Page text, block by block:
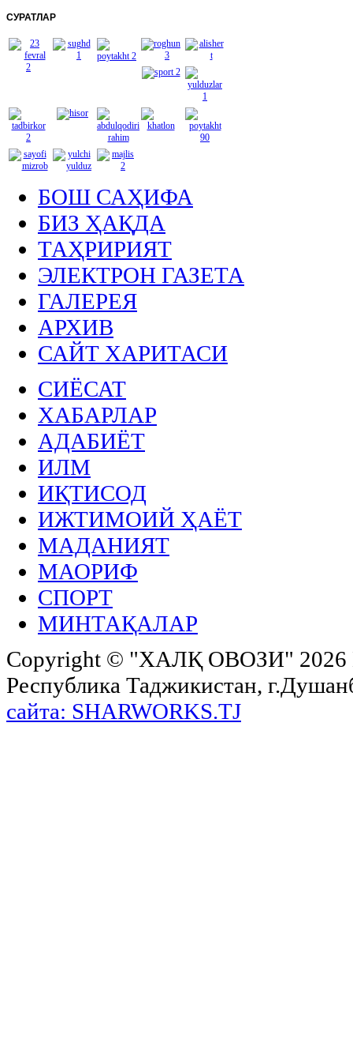
СУРАТЛАР
БОШ САҲИФА
БИЗ ҲАҚДА
ТАҲРИРИЯТ
ЭЛЕКТРОН ГАЗЕТА
ГАЛЕРЕЯ
АРХИВ
САЙТ ХАРИТАСИ
СИЁСАТ
ХАБАРЛАР
АДАБИЁТ
ИЛМ
ИҚТИСОД
ИЖТИМОИЙ ҲАЁТ
МАДАНИЯТ
МАОРИФ
СПОРТ
МИНТАҚАЛАР
Copyright © "ХАЛҚ ОВОЗИ"
Республика Таджикистан,
сайта: SHARWORKS.TJ